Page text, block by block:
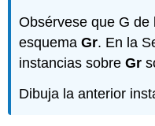
Obsérvese que G de
esquemaGr. En la
instancias sobreGr
Dibuja la anterior